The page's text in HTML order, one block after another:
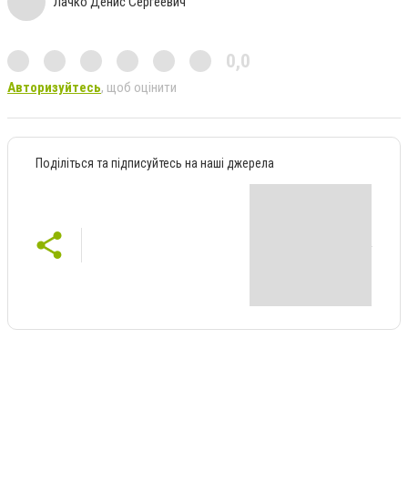
0,0
Авторизуйтесь, щоб оцінити
Поділіться та підписуйтесь на наші джерела